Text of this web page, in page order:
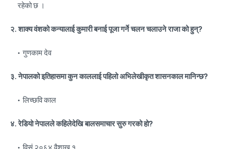
रहेको छ ।
२. शाक्य वंशको कन्यालाई कुमारी बनाई पूजा गर्ने चलन चलाउने राजा को हुन्?
गुणकाम देव
३. नेपालको इतिहासमा कुन काललाई पहिलो अभिलेखीकृत शासनकाल मानिन्छ?
लिच्छवि काल
४. रेडियो नेपालले कहिलेदेखि बालसमाचार सुरु गरको हो?
विसं २०६४ वैशाख १